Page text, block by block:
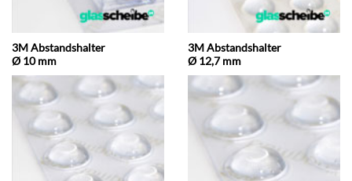
3M Abstandshalter
Ø 10 mm
3M Abstandshalter
Ø 12,7 mm